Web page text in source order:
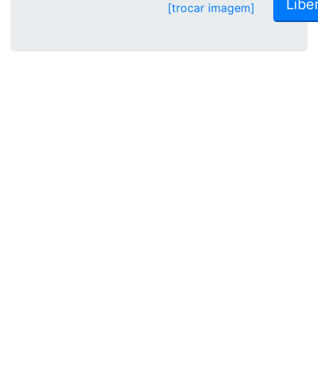
[trocar imagem]